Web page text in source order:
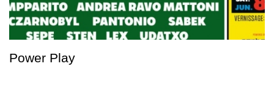
Power Play